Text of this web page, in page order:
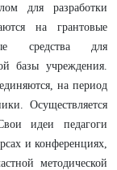
для разработки
на грантовые
средства для
базы учреждения.
на период
Осуществляется
идеи педагоги
и конференциях,
методической